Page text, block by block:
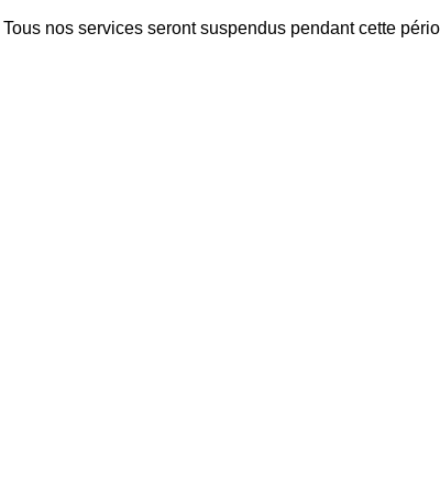
nos services seront suspendus pendant cette